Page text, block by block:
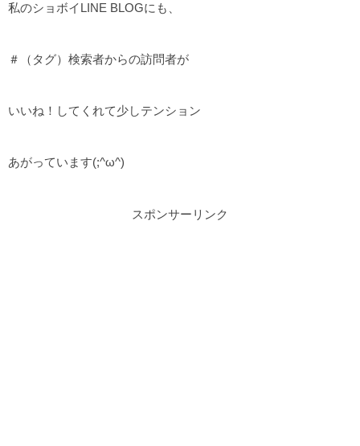
私のショボイLINE BLOGにも、
＃（タグ）検索者からの訪問者が
いいね！してくれて少しテンション
あがっています(;^ω^)
スポンサーリンク